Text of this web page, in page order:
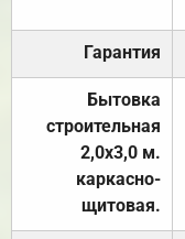
Гарантия
Бытовка
строительная
2,0х3,0 м.
каркасно-
щитовая.